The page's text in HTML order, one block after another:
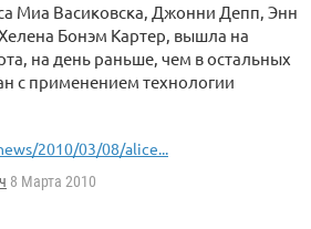
Миа Васиковска, Джонни Депп, Энн
Бонэм Картер, вышла на
на день раньше, чем в остальных
с применением технологии
2010/03/08/alice...
8 Марта 2010